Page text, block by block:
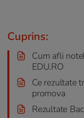
Cuprins:
Cum afli
EDU.RO
Ce rezultate
promova
Rezultate